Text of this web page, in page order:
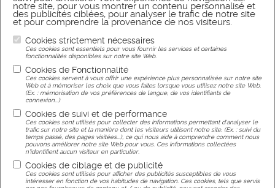
NOUS CONTACTER PAR TÉLÉPHONE
NOUS APPELER
Réalisation
notre site, pour vous montrer un contenu personnalisé et
des publicités ciblées, pour analyser le trafic de notre site
et pour comprendre la provenance de nos visiteurs.
Cookies strictement nécessaires
Ces cookies sont essentiels pour vous fournir les services et certaines
fonctionnalités disponibles sur notre site Web.
Cookies de Fonctionnalité
Ces cookies servent à vous offrir une expérience plus personnalisée sur notre site
Web et à mémoriser les choix que vous faites lorsque vous utilisez notre site Web.
(Ex. : mémorisation de vos préférences de langue, de vos identifiants de
connexion...)
Cookies de suivi et de performance
Ces cookies sont utilisés pour collecter des informations permettant d'analyser le
trafic sur notre site et la manière dont les visiteurs utilisent notre site. (Ex. : suivi du
temps passé, des pages visitées...), ce qui nous aide à comprendre comment nous
pouvons améliorer notre site Web pour vous. Ces informations collectées
n'identifient aucun visiteur en particulier.
Cookies de ciblage et de publicité
Ces cookies sont utilisés pour afficher des publicités susceptibles de vous
intéresser en fonction de vos habitudes de navigation. Ces cookies, tels que servis